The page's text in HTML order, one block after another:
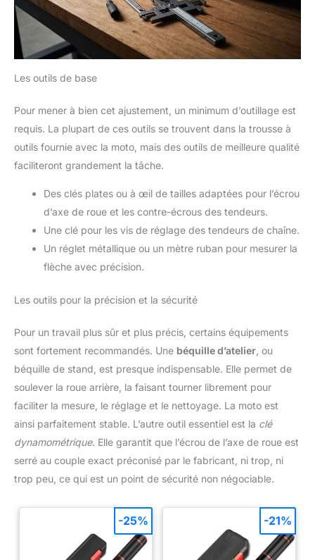
Les outils de base
Pour mener à bien cet ajustement, un minimum d’outillage est
requis. La plupart de ces outils se trouvent dans la trousse à
outils fournie avec la moto, mais des outils de meilleure qualité
faciliteront grandement la tâche.
Des clés plates ou à œil de tailles adaptées pour l’écrou
d’axe de roue et les contre-écrous des tendeurs.
Une clé pour les vis de réglage des tendeurs de chaîne.
Un réglet métallique ou un mètre ruban pour mesurer la
flèche avec précision.
Les outils pour la précision et la sécurité
Pour un travail plus sûr et plus précis, certains équipements
sont fortement recommandés. Une béquille d’atelier , ou
béquille de stand, est presque indispensable. Elle permet de
soulever la roue arrière, la faisant tourner librement pour
faciliter la mesure, le réglage et le nettoyage. La moto est
ainsi parfaitement stable. L’autre outil essentiel est la clé
dynamométrique. Elle garantit que l’écrou de l’axe de roue est
serré au couple exact préconisé par le fabricant, ni trop, ni
trop peu, ce qui est un point de sécurité non négociable.
-25% -21%